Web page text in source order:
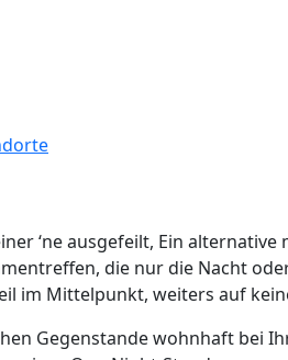
‘ne ausgefeilt, Ein
die nur die Nacht
im Mittelpunkt, weiters auf
Gegenstande wohnhaft bei